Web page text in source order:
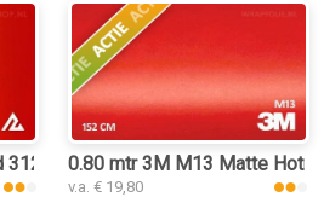
3125 folie0.80 mtr 3M M13 Matte
v.a. € 19,80